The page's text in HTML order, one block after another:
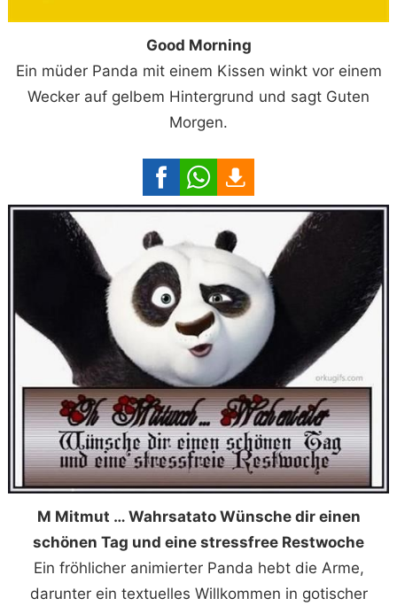
Good Morning
Ein müder Panda mit einem Kissen winkt vor einem
Wecker auf gelbem Hintergrund und sagt Guten
Morgen.
M Mitmut … Wahrsatato Wünsche dir einen
schönen Tag und eine stressfree Restwoche
Ein fröhlicher animierter Panda hebt die Arme,
darunter ein textuelles Willkommen in gotischer